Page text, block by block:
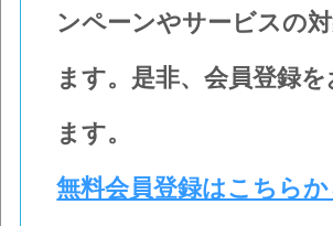
ンペーンやサービスの
ます。 是非、会員登録
ます。
無料会員登録はこちらか